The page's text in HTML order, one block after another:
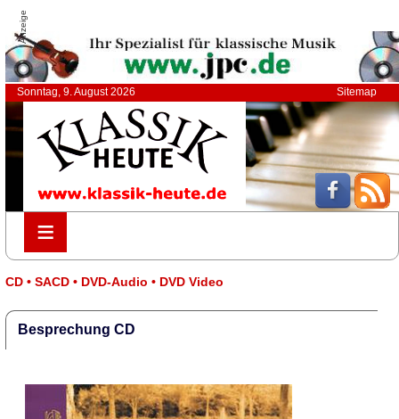
Anzeige
Sonntag, 9. August 2026 Sitemap
≡
≡
CD • SACD • DVD-Audio • DVD Video
Besprechung CD